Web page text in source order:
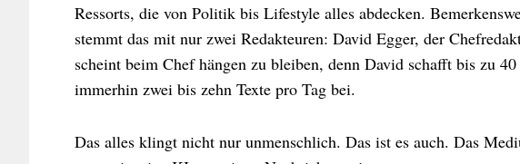
Ressorts, die von Politik bis Lifestyle alles abdecken.
stemmt das mit nur zwei Redakteuren: David Egger, der
scheint beim Chef hängen zu bleiben, denn David schafft bis zu
immerhin zwei bis zehn Texte pro Tag bei.
Das alles klingt nicht nur unmenschlich. Das ist es auch. Das